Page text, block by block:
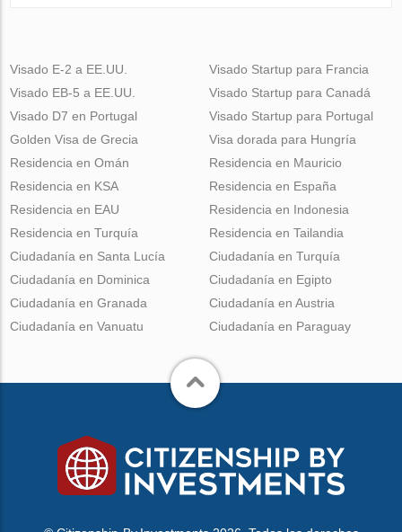
Visado E-2 a EE.UU.
Visado EB-5 a EE.UU.
Visado D7 en Portugal
Golden Visa de Grecia
Visado Startup para Francia
Visado Startup para Canadá
Visado Startup para Portugal
Visa dorada para Hungría
Residencia en Omán
Residencia en KSA
Residencia en EAU
Residencia en Turquía
Residencia en Mauricio
Residencia en España
Residencia en Indonesia
Residencia en Tailandia
Ciudadanía en Santa Lucía
Ciudadanía en Dominica
Ciudadanía en Granada
Ciudadanía en Vanuatu
Ciudadanía en Turquía
Ciudadanía en Egipto
Ciudadanía en Austria
Ciudadanía en Paraguay